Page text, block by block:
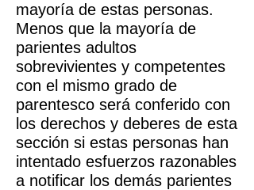
mayoría de estas personas.
Menos que la mayoría de
parientes adultos
sobrevivientes y competentes
con el mismo grado de
parentesco será conferido con
los derechos y deberes de esta
sección si estas personas han
intentado esfuerzos razonables
a notificar los demás parientes